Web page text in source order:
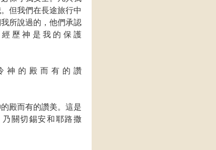
但我們在長途旅行中
所說過的，他們承認
歷神是我的保護
的殿而有的讚
殿而有的讚美。這是
關切錫安和耶路撒